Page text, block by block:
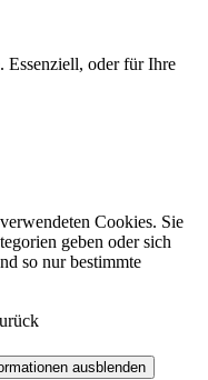
Essenziell, oder für Ihre
Cookies. Sie
geben oder sich
so nur bestimmte
ausblenden